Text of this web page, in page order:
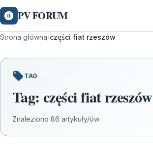
PV FORUM
Strona główna/części fiat rzeszów
TAG
Tag: części fiat rzeszów
Znaleziono 86 artykuły/ów